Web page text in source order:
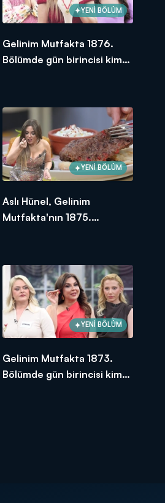
YENİ BÖLÜM
Gelinim Mutfakta 1876.
Bölümde gün birincisi kim
YENİ BÖLÜM
Aslı Hünel, Gelinim
Mutfakta'nın 1875.
YENİ BÖLÜM
Gelinim Mutfakta 1873.
Bölümde gün birincisi kim